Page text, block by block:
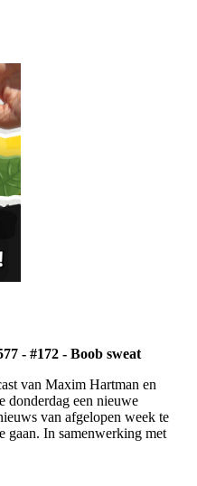
- #172 - Boob sweat
van Maxim Hartman en
donderdag een nieuwe
van afgelopen week te
gaan. In samenwerking met